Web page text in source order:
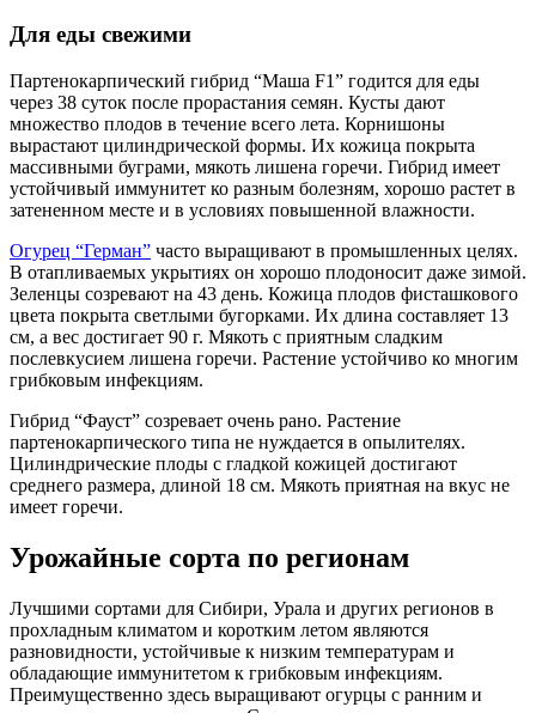
Для еды свежими
Партенокарпический гибрид “Маша F1” годится для еды
через 38 суток после прорастания семян. Кусты дают
множество плодов в течение всего лета. Корнишоны
вырастают цилиндрической формы. Их кожица покрыта
массивными буграми, мякоть лишена горечи. Гибрид имеет
устойчивый иммунитет ко разным болезням, хорошо растет в
затененном месте и в условиях повышенной влажности.
Огурец “Герман” часто выращивают в промышленных целях.
В отапливаемых укрытиях он хорошо плодоносит даже зимой.
Зеленцы созревают на 43 день. Кожица плодов фисташкового
цвета покрыта светлыми бугорками. Их длина составляет 13
см, а вес достигает 90 г. Мякоть с приятным сладким
послевкусием лишена горечи. Растение устойчиво ко многим
грибковым инфекциям.
Гибрид “Фауст” созревает очень рано. Растение
партенокарпического типа не нуждается в опылителях.
Цилиндрические плоды с гладкой кожицей достигают
среднего размера, длиной 18 см. Мякоть приятная на вкус не
имеет горечи.
Урожайные сорта по регионам
Лучшими сортами для Сибири, Урала и других регионов в
прохладным климатом и коротким летом являются
разновидности, устойчивые к низким температурам и
обладающие иммунитетом к грибковым инфекциям.
Преимущественно здесь выращивают огурцы с ранним и